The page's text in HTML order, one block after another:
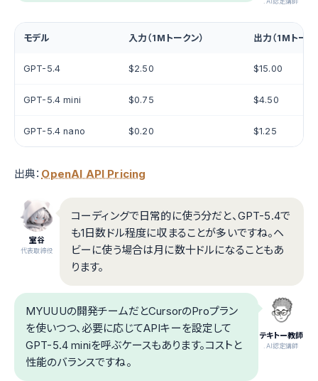
モデル 入力（1Mトークン） 出力（1Mトーク
GPT-5.4 $2.50 $15.00
GPT-5.4 mini $0.75 $4.50
GPT-5.4 nano $0.20 $1.25
出典： OpenAI API Pricing
室谷
代表取締役
コーディングで日常的に使う分だと、GPT-5.4で
も1日数ドル程度に収まることが多いですね。ヘ
ビーに使う場合は月に数十ドルになることもあ
ります。
テキトー教師
.AI認定講師
MYUUUの開発チームだとCursorのProプラン
を使いつつ、必要に応じてAPIキーを設定して
GPT-5.4 miniを呼ぶケースもあります。コストと
性能のバランスですね。